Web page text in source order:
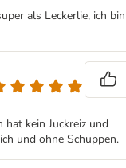
als Leckerlie, ich bin
kein Juckreiz und
und ohne Schuppen.